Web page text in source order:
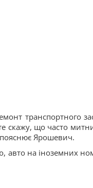
транспортного
скажу, що часто
Ярошевич.